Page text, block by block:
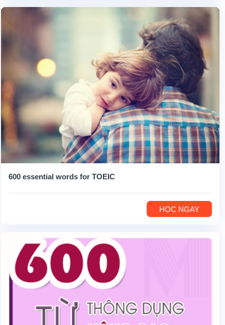
600 essential words for TOEIC
HỌC NGAY